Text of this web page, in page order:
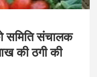
समिति संचालक
की ठगी की